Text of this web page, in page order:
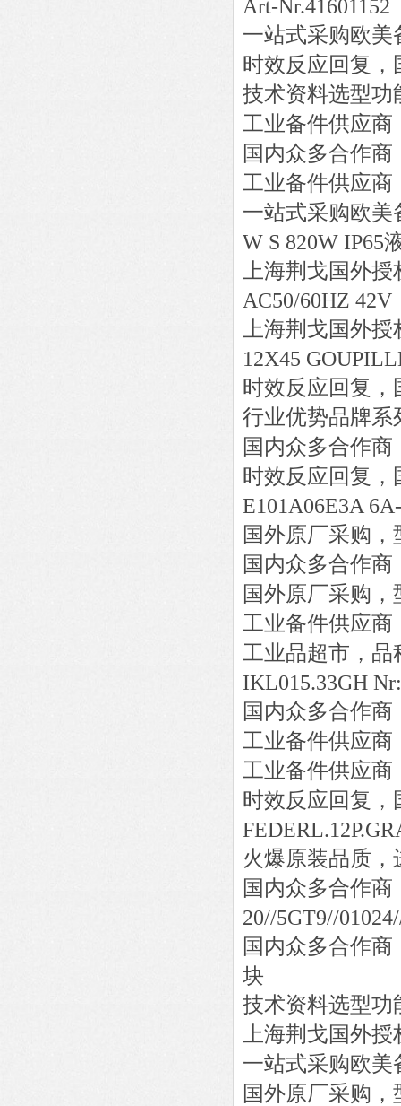
Art-Nr.41601152
一站式采购欧美
时效反应回复，
技术资料选型功
工业备件供应商
国内众多合作
工业备件供应商
一站式采购欧美
W S 820W IP65
上海荆戈国外
AC50/60HZ 42V
上海荆戈国外
12X45
时效反应回复，
行业优势品牌系
国内众多合作
时效反应回复，
E101A06E3A
国外原厂采购
国内众多合作
国外原厂采购
工业备件供应商
工业品超市，品
IKL015.33GH
国内众多合作
工业备件供应商
工业备件供应商
时效反应回复，
火爆原装品质，
国内众多合作
20//5GT9//
国内众多合作
块
技术资料选型功
上海荆戈国外
一站式采购欧美
国外原厂采购